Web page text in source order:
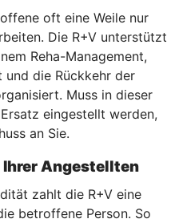
oft eine Weile nur
Die R+V unterstützt
Reha-Management,
die Rückkehr der
Muss in dieser
eingestellt werden,
an Sie.
Angestellten
zahlt die R+V eine
betroffene Person. So